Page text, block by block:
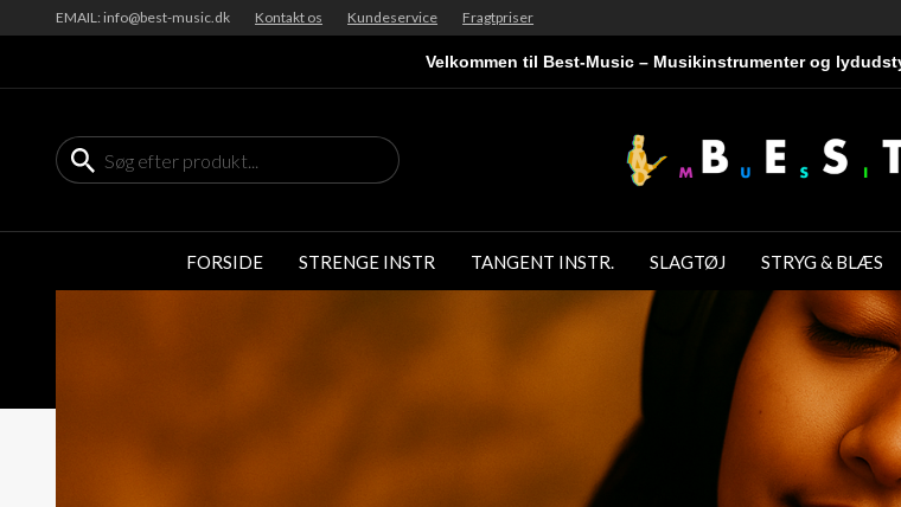
EMAIL: info@best-music.dk Kontakt os Kundeservice Fragtpriser
Velkommen til Best-Music – Musikinstrumenter og
FORSIDE STRENGE INSTR TANGENT INSTR. SLAGTØJ STRYG & BLÆS